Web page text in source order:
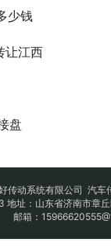
少钱
让江西
盘
传动系统有限公司 汽车
地址：山东省济南市章
箱：